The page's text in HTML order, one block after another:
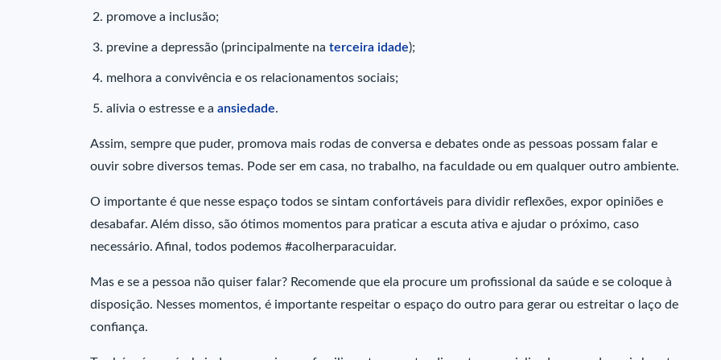
promove a inclusão;
previne a depressão (principalmente na terceira idade);
melhora a convivência e os relacionamentos sociais;
alivia o estresse e a ansiedade.
Assim, sempre que puder, promova mais rodas de conversa e debates onde as pessoas possam falar e
ouvir sobre diversos temas. Pode ser em casa, no trabalho, na faculdade ou em qualquer outro ambiente.
O importante é que nesse espaço todos se sintam confortáveis para dividir reflexões, expor opiniões e
desabafar. Além disso, são ótimos momentos para praticar a escuta ativa e ajudar o próximo, caso
necessário. Afinal, todos podemos #acolherparacuidar.
Mas e se a pessoa não quiser falar? Recomende que ela procure um profissional da saúde e se coloque à
disposição. Nesses momentos, é importante respeitar o espaço do outro para gerar ou estreitar o laço de
confiança.